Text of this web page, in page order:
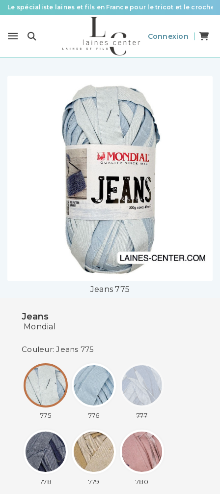
Le spécialiste laines et fils en France pour le tricot et le crochet
Livraison offerte à partir de 58 € d’achat
Connexion
Jeans 775
Jeans
Mondial
Couleur: Jeans 775
775 776 777
778 779 780